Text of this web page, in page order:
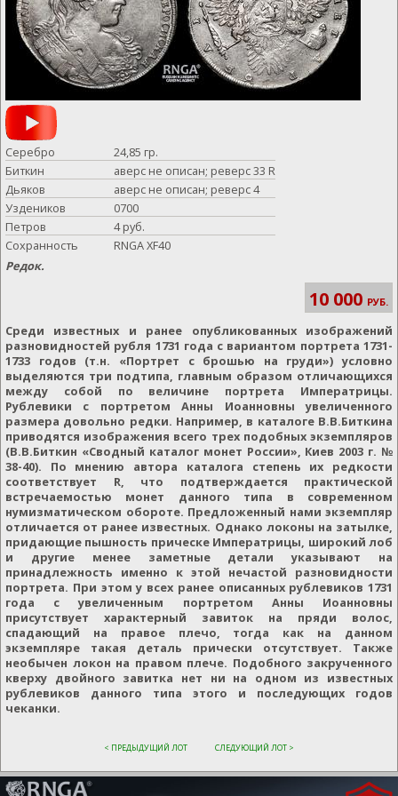
Серебро
24,85 гр.
Биткин
аверс не описан; реверс 33 R
Дьяков
аверс не описан; реверс 4
Уздеников
0700
Петров
4 руб.
Сохранность
RNGA XF40
Редок.
10 000 РУБ.
Среди известных и ранее опубликованных изображений
разновидностей рубля 1731 года с вариантом портрета 1731-
1733 годов (т.н. «Портрет с брошью на груди») условно
выделяются три подтипа, главным образом отличающихся
между собой по величине портрета Императрицы.
Рублевики с портретом Анны Иоанновны увеличенного
размера довольно редки. Например, в каталоге В.В.Биткина
приводятся изображения всего трех подобных экземпляров
(В.В.Биткин «Сводный каталог монет России», Киев 2003 г. №
38-40). По мнению автора каталога степень их редкости
соответствует R, что подтверждается практической
встречаемостью монет данного типа в современном
нумизматическом обороте. Предложенный нами экземпляр
отличается от ранее известных. Однако локоны на затылке,
придающие пышность прическе Императрицы, широкий лоб
и другие менее заметные детали указывают на
принадлежность именно к этой нечастой разновидности
портрета. При этом у всех ранее описанных рублевиков 1731
года с увеличенным портретом Анны Иоанновны
присутствует характерный завиток на пряди волос,
спадающий на правое плечо, тогда как на данном
экземпляре такая деталь прически отсутствует. Также
необычен локон на правом плече. Подобного закрученного
кверху двойного завитка нет ни на одном из известных
рублевиков данного типа этого и последующих годов
чеканки.
< ПРЕДЫДУЩИЙ ЛОТ СЛЕДУЮЩИЙ ЛОТ >